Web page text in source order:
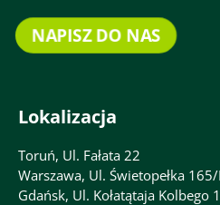
NAPISZ DO NAS
Lokalizacja
Toruń, Ul. Fałata 22
Warszawa, Ul. Świetopełka
Gdańsk, Ul. Kołatątaja Kolbego